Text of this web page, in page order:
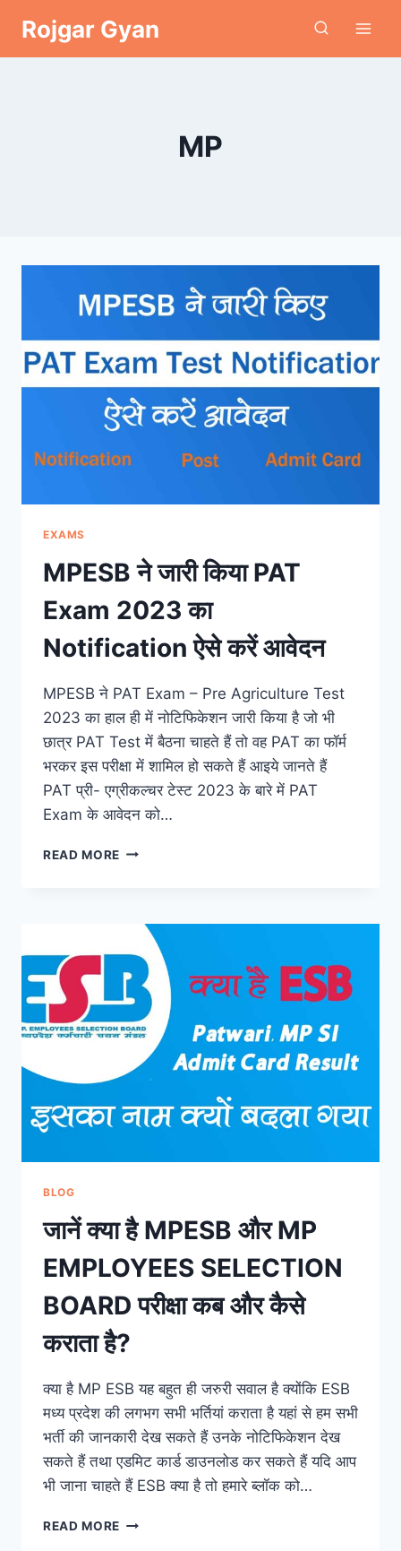
content
Rojgar Gyan
MP
EXAMS
MPESB ने जारी किया PAT
Exam 2023 का
Notification ऐसे करें आवेदन
MPESB ने PAT Exam – Pre Agriculture Test
2023 का हाल ही में नोटिफिकेशन जारी किया है जो भी
छात्र PAT Test में बैठना चाहते हैं तो वह PAT का फॉर्म
भरकर इस परीक्षा में शामिल हो सकते हैं आइये जानते हैं
PAT प्री- एग्रीकल्चर टेस्ट 2023 के बारे में PAT
Exam के आवेदन को…
READ MORE MPESB
PAT
EXAM
2023
का
NOTIFICATION
ऐसे
करें
आवेदन
BLOG
जानें क्या है MPESB और MP
EMPLOYEES SELECTION
BOARD परीक्षा कब और कैसे
कराता है?
क्या है MP ESB यह बहुत ही जरुरी सवाल है क्योंकि ESB
मध्य प्रदेश की लगभग सभी भर्तियां कराता है यहां से हम सभी
भर्ती की जानकारी देख सकते हैं उनके नोटिफिकेशन देख
सकते हैं तथा एडमिट कार्ड डाउनलोड कर सकते हैं यदि आप
भी जाना चाहते हैं ESB क्या है तो हमारे ब्लॉक को…
READ MORE जानें